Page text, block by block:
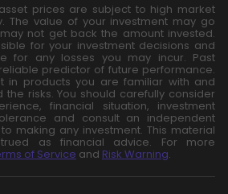
prices are subject to high market
The value of your investment may go
not get back the amount invested.
for your investment decisions and
for any losses you may incur. Past
predictor of future performance.
in products you are familiar with and
risks. You should carefully consider
financial situation, investment
and consult an independent
making any investment. This material
as financial advice. For more
of Service and Risk Warning.